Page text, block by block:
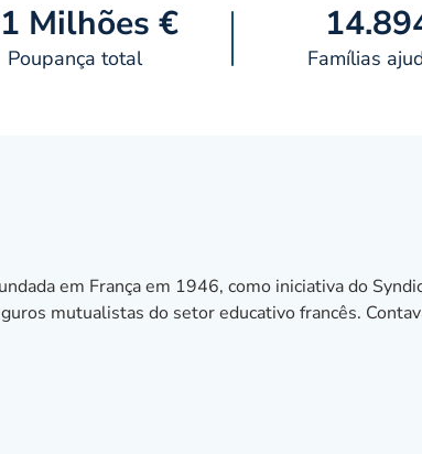
Milhões €
Poupança total Famílias
em França em 1946, como iniciativa do
mutualistas do setor educativo francês.
do sindicato e, como tal, a adesão aos